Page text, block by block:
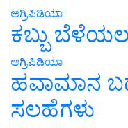
ಅಗ್ರಿಪಿಡಿಯಾ
ಕಬ್ಬು
ಅಗ್ರಿಪಿಡಿಯಾ
ಹವಾಮಾನ
ಸಲಹೆಗಳು